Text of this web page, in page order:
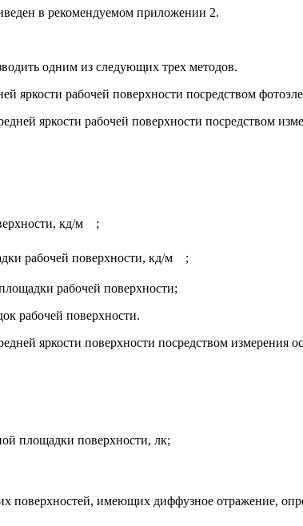
в рекомендуемом приложении 2.
одним из следующих трех методов.
яркости рабочей поверхности посредством
яркости рабочей поверхности посредством
кд/м ;
рабочей поверхности, кд/м ;
рабочей поверхности;
рабочей поверхности.
яркости поверхности посредством
площадки поверхности, лк;
поверхностей, имеющих диффузное отражение,